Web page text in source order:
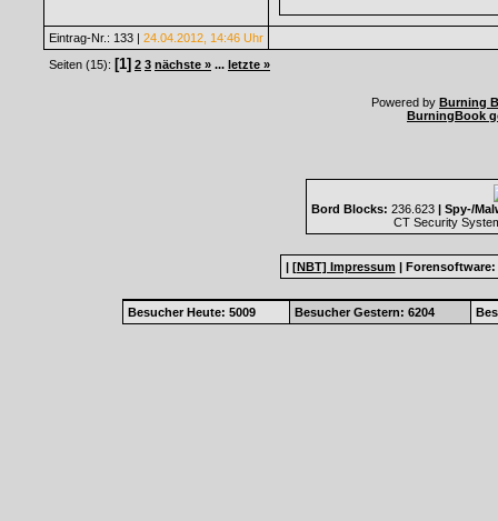
Eintrag-Nr.: 133 | 24.04.2012, 14:46 Uhr
Seiten (15): [1] 2 3 nächste » ... letzte »
Powered by Burning
BurningBook
Bord Blocks: 236.623 | Spy-/
CT Security
| [NBT] Impressum | Forensoftware:
Besucher Heute: 5009 Besucher Gestern: 6204